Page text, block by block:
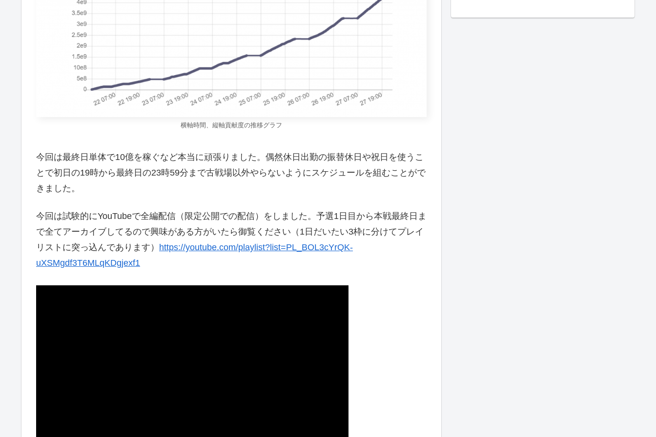
横軸時間、縦軸貢献度の推移グラフ
今回は最終日単体で10億を稼ぐなど本当に頑張りました。偶然休日出勤の振替休日や祝日を使うこ
とで初日の19時から最終日の23時59分まで古戦場以外やらないようにスケジュールを組むことがで
きました。
今回は試験的にYouTubeで全編配信（限定公開での配信）をしました。予選1日目から本戦最終日ま
で全てアーカイブしてるので興味がある方がいたら御覧ください（1日だいたい3枠に分けてプレイ
リストに突っ込んであります） https://youtube.com/playlist?list=PL_BOL3cYrQK-
uXSMgdf3T6MLqKDgjexf1